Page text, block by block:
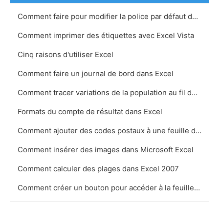
Comment faire pour modifier la police par défaut dans Microsoft Excel 2007
Comment imprimer des étiquettes avec Excel Vista
Cinq raisons d'utiliser Excel
Comment faire un journal de bord dans Excel
Comment tracer variations de la population au fil du temps dans Excel
Formats du compte de résultat dans Excel
Comment ajouter des codes postaux à une feuille de calcul Excel
Comment insérer des images dans Microsoft Excel
Comment calculer des plages dans Excel 2007
Comment créer un bouton pour accéder à la feuille de calcul suivante dans Excel